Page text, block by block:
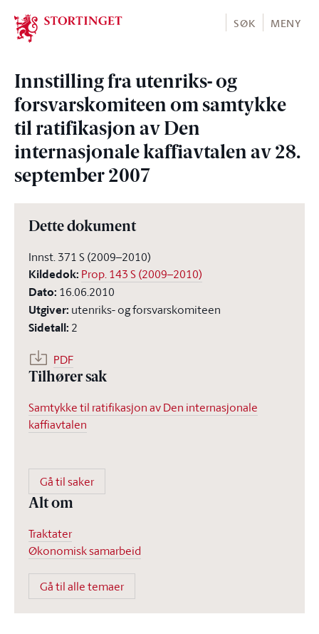
Stortinget.no
SØK MENY
Innstilling fra utenriks- og
forsvarskomiteen om samtykke
til ratifikasjon av Den
internasjonale kaffiavtalen av 28.
september 2007
Dette dokument
Innst. 371 S (2009–2010)
Kildedok: Prop. 143 S (2009–2010)
Dato: 16.06.2010
Utgiver: utenriks- og forsvarskomiteen
Sidetall: 2
PDF
Tilhører sak
Samtykke til ratifikasjon av Den internasjonale
kaffiavtalen
Gå til saker
Alt om
Traktater
Økonomisk samarbeid
Gå til alle temaer